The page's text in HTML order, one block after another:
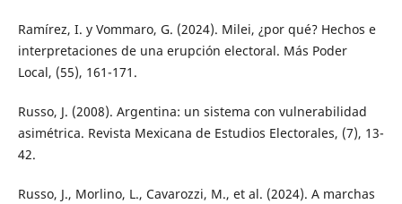
Ramírez, I. y Vommaro, G. (2024). Milei, ¿por qué? Hechos e
interpretaciones de una erupción electoral. Más Poder
Local, (55), 161-171.
Russo, J. (2008). Argentina: un sistema con vulnerabilidad
asimétrica. Revista Mexicana de Estudios Electorales, (7), 13-
42.
Russo, J., Morlino, L., Cavarozzi, M., et al. (2024). A marchas